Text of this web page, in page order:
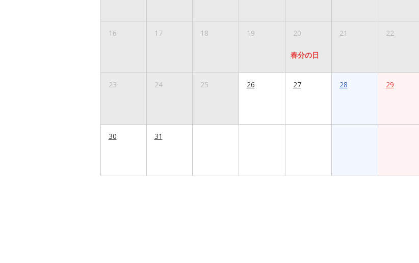
16 17 18 19 20
春分の日
21 22
23 24 25 26 27 28 29
30 31